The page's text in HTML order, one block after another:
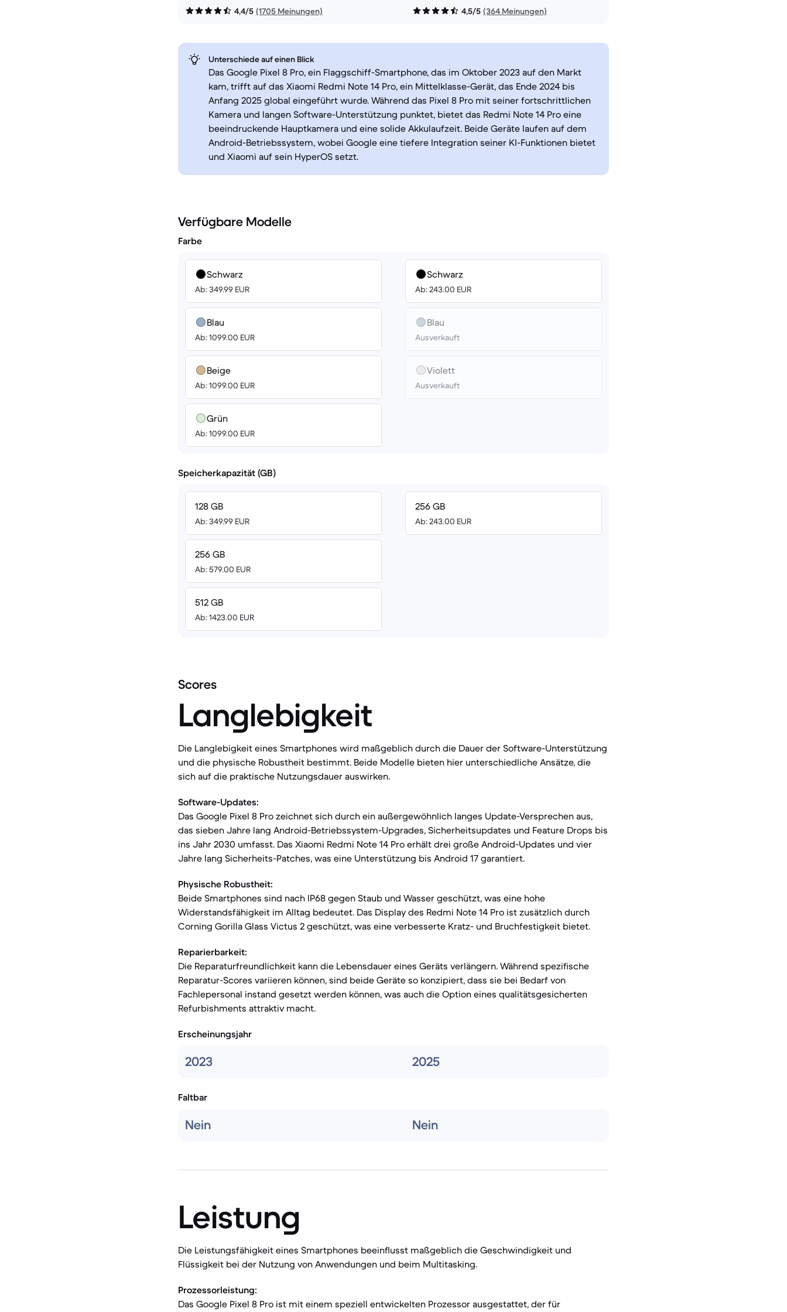
4,4/5 (1705 Meinungen) 4,5/5 (364 Meinungen)
Unterschiede auf einen Blick
Das Google Pixel 8 Pro, ein Flaggschiff-Smartphone, das im Oktober 2023 auf den Markt
kam, trifft auf das Xiaomi Redmi Note 14 Pro, ein Mittelklasse-Gerät, das Ende 2024 bis
Anfang 2025 global eingeführt wurde. Während das Pixel 8 Pro mit seiner fortschrittlichen
Kamera und langen Software-Unterstützung punktet, bietet das Redmi Note 14 Pro eine
beeindruckende Hauptkamera und eine solide Akkulaufzeit. Beide Geräte laufen auf dem
Android-Betriebssystem, wobei Google eine tiefere Integration seiner KI-Funktionen bietet
und Xiaomi auf sein HyperOS setzt.
Verfügbare Modelle
Farbe
Schwarz
Ab: 349.99 EUR
Blau
Ab: 1099.00 EUR
Beige
Ab: 1099.00 EUR
Grün
Ab: 1099.00 EUR
Schwarz
Ab: 243.00 EUR
Blau
Ausverkauft
Violett
Ausverkauft
Speicherkapazität (GB)
128 GB
Ab: 349.99 EUR
256 GB
Ab: 579.00 EUR
512 GB
Ab: 1423.00 EUR
256 GB
Ab: 243.00 EUR
Scores
Langlebigkeit
Die Langlebigkeit eines Smartphones wird maßgeblich durch die Dauer der Software-Unterstützung
und die physische Robustheit bestimmt. Beide Modelle bieten hier unterschiedliche Ansätze, die
sich auf die praktische Nutzungsdauer auswirken.
Software-Updates:
Das Google Pixel 8 Pro zeichnet sich durch ein außergewöhnlich langes Update-Versprechen aus,
das sieben Jahre lang Android-Betriebssystem-Upgrades, Sicherheitsupdates und Feature Drops bis
ins Jahr 2030 umfasst. Das Xiaomi Redmi Note 14 Pro erhält drei große Android-Updates und vier
Jahre lang Sicherheits-Patches, was eine Unterstützung bis Android 17 garantiert.
Physische Robustheit:
Beide Smartphones sind nach IP68 gegen Staub und Wasser geschützt, was eine hohe
Widerstandsfähigkeit im Alltag bedeutet. Das Display des Redmi Note 14 Pro ist zusätzlich durch
Corning Gorilla Glass Victus 2 geschützt, was eine verbesserte Kratz- und Bruchfestigkeit bietet.
Reparierbarkeit:
Die Reparaturfreundlichkeit kann die Lebensdauer eines Geräts verlängern. Während spezifische
Reparatur-Scores variieren können, sind beide Geräte so konzipiert, dass sie bei Bedarf von
Fachlepersonal instand gesetzt werden können, was auch die Option eines qualitätsgesicherten
Refurbishments attraktiv macht.
Erscheinungsjahr
2023 2025
Faltbar
Nein Nein
Leistung
Die Leistungsfähigkeit eines Smartphones beeinflusst maßgeblich die Geschwindigkeit und
Flüssigkeit bei der Nutzung von Anwendungen und beim Multitasking.
Prozessorleistung:
Das Google Pixel 8 Pro ist mit einem speziell entwickelten Prozessor ausgestattet, der für